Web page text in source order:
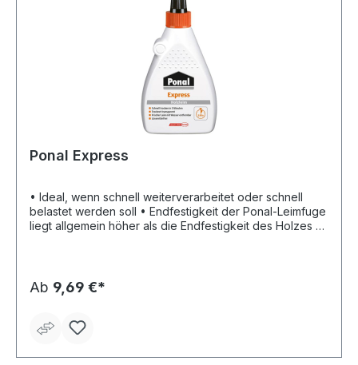
Ponal Express
• Ideal, wenn schnell weiterverarbeitet oder schnell
belastet werden soll • Endfestigkeit der Ponal-Leimfuge
liegt allgemein höher als die Endfestigkeit des Holzes •
Kunststoffkanten (außer PVC-, ABS- und rückseitig
unbehandelten bzw. ungeschliffenen Polyesterkanten),
Spanplatten) • Erfüllt nach EN 204 die
Raumtemperatur max. 8 Min • Verarbeitungszeit darf
Ab 9,69 €*